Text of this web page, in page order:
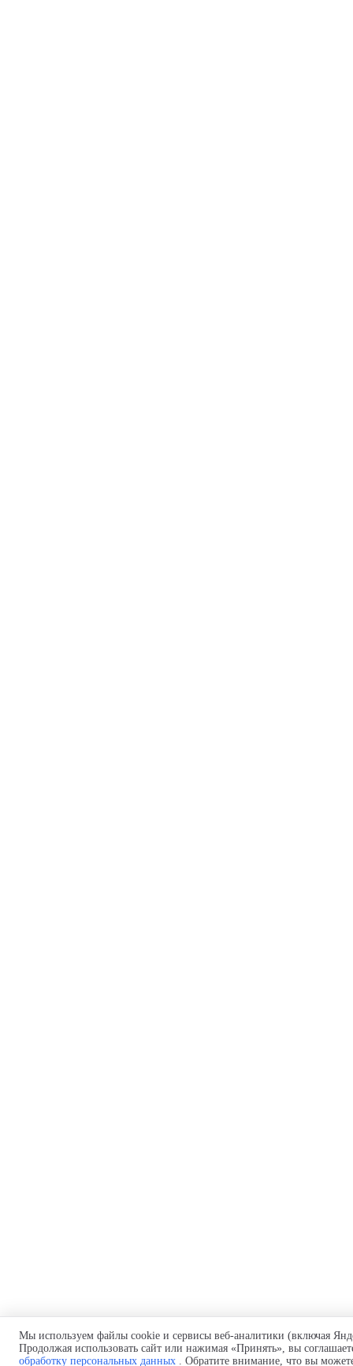
Мы используем файлы cookie и сервисы веб-аналитики (включая
Продолжая использовать сайт или нажимая «Принять», вы
обработку персональных данных . Обратите внимание, что вы